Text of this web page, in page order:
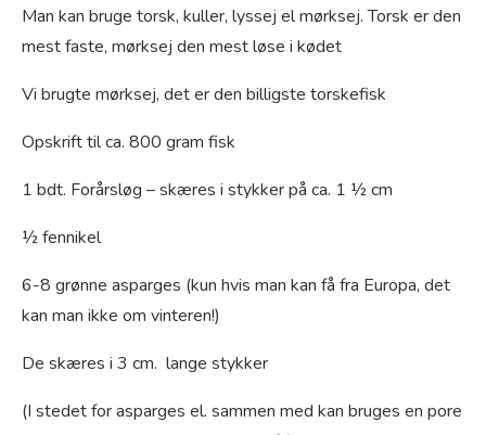
Man kan bruge torsk, kuller, lyssej el mørksej. Torsk er den
mest faste, mørksej den mest løse i kødet
Vi brugte mørksej, det er den billigste torskefisk
Opskrift til ca. 800 gram fisk
1 bdt. Forårsløg – skæres i stykker på ca. 1 ½ cm
½ fennikel
6-8 grønne asparges (kun hvis man kan få fra Europa, det
kan man ikke om vinteren!)
De skæres i 3 cm. lange stykker
(I stedet for asparges el. sammen med kan bruges en pore